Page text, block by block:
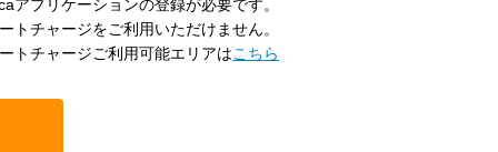
アプリケーションの登録が必要です。
トチャージをご利用いただけません。
トチャージご利用可能エリアはこちら